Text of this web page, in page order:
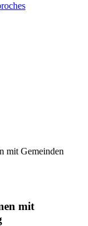
mit Gemeinden
mit